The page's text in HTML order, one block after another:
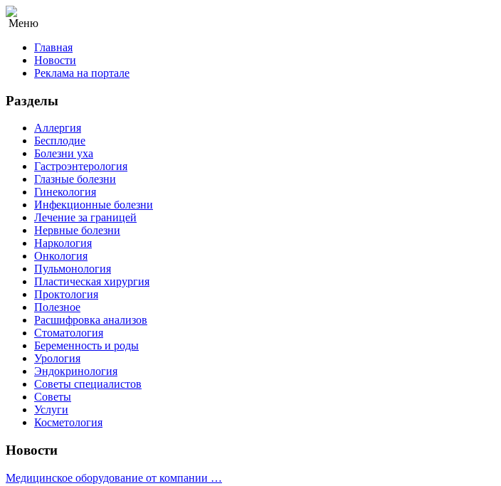
Меню
Главная
Новости
Реклама на портале
Разделы
Аллергия
Бесплодие
Болезни уха
Гастроэнтерология
Глазные болезни
Гинекология
Инфекционные болезни
Лечение за границей
Нервные болезни
Наркология
Онкология
Пульмонология
Пластическая хирургия
Проктология
Полезное
Расшифровка анализов
Стоматология
Беременность и роды
Урология
Эндокринология
Советы специалистов
Советы
Услуги
Косметология
Новости
Медицинское оборудование от компании …